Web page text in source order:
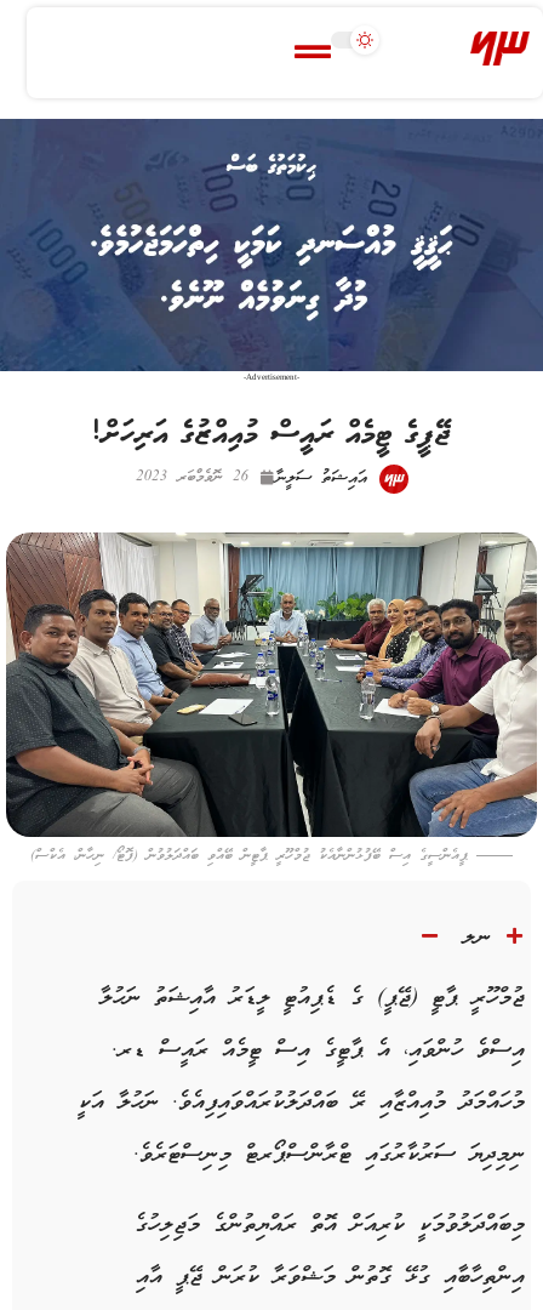
-Advertisement-
ޖޭޕީގެ ޓީމެއް ރައީސް މުއިއްޒުގެ އަރިހަށް!
އައިޝަތު ސަލީނާ 26 ނޮވެމްބަރ 2023
ޕީއެންސީގެ އިސް ބޭފުޅުންނާއެކު ޖުމްހޫރީ ޕާޓީން ބޭއްވި ބައްދަލުވުން (ފޮޓޯ/ ނިހާން، އެކްސް)
ނލ
ޖުމްހޫރީ ޕާޓީ (ޖޭޕީ) ގެ ޑެޕިއުޓީ ލީޑަރު އާއިޝަތު ނަހުލާ
އިސްވެ ހުންވައި، އެ ޕާޓީގެ އިސް ޓީމެއް ރައީސް ޑރ.
މުހައްމަދު މުއިއްޒާއި ރޭ ބައްދަލުކުރައްވައިފިއެވެ. ނަހުލާ އަކީ
ނިމިދިޔަ ސަރުކާރުގައި ޓްރާންސްޕޯރޓް މިނިސްޓަރެވެ.
މިބައްދަލުވުމަކީ ކުރިއަށް އޮތް ރައްޔިތުންގެ މަޖިލިހުގެ
އިންތިހާބާއި ގުޅޭ ގޮތުން މަޝްވަރާ ކުރަން ޖޭޕީ އާއި